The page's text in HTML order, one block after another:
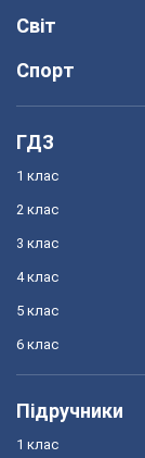
Світ
Спорт
ГДЗ
1 клас
2 клас
3 клас
4 клас
5 клас
6 клас
Підручники
1 клас